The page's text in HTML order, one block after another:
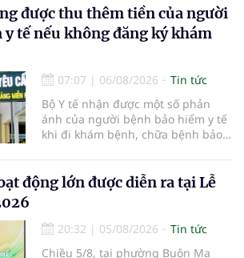
được thu thêm tiền của người
y tế nếu không đăng ký khám
07:07 | 06/08/2026
Tin tức
Bộ Y tế nhận được một số phản
ánh của người bệnh bảo hiểm y tế
khi đi khám bệnh, chữa bệnh bảo
bệnh, chữa bệnh theo yêu cầu
nhưng vẫn phải nộp thêm các chi
phần cùng chi trả.
động lớn được diễn ra tại Lễ
20:32 | 05/08/2026
Tin tức
Chiều 5/8, tại phường Buôn Ma